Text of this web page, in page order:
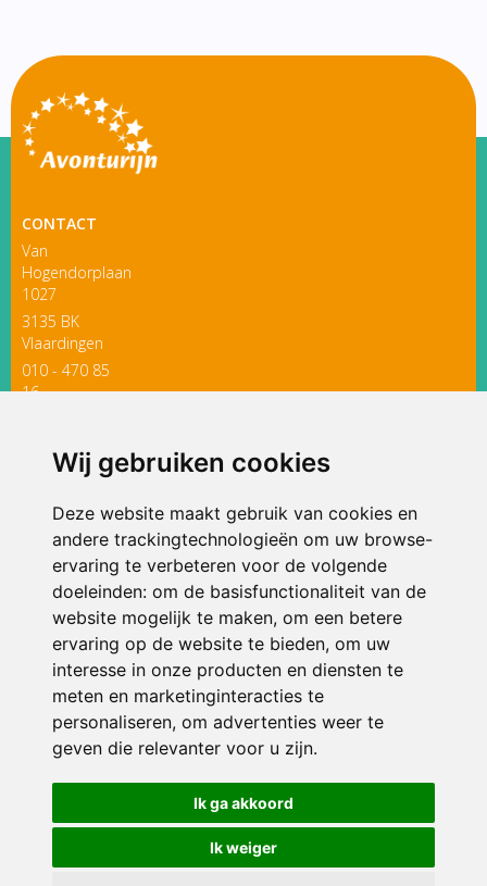
Wij gebruiken cookies
Deze website maakt gebruik van cookies en
andere trackingtechnologieën om uw browse-
ervaring te verbeteren voor de volgende
doeleinden: om de basisfunctionaliteit van de
website mogelijk te maken, om een betere
ervaring op de website te bieden, om uw
interesse in onze producten en diensten te
meten en marketinginteracties te
personaliseren, om advertenties weer te
geven die relevanter voor u zijn.
Ik ga akkoord
Ik weiger
CONTACT
Van
Hogendorplaan
1027
3135 BK
Vlaardingen
010 - 470 85
16
ONDERDEEL VAN
© 2026 Avonturijn | Alle rechten voorbehouden
Privacy policy|Disclaimer| Klachtenregeling|RSIN en Anbi
voorkeuren
Crealisatie The MindOffice